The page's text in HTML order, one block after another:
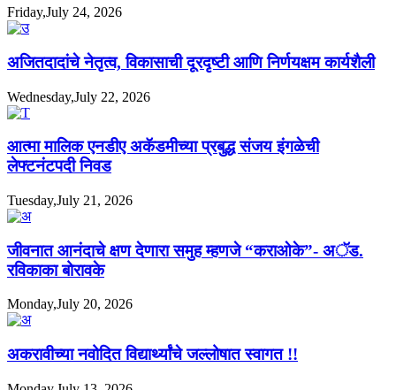
Friday,July 24, 2026
अजितदादांचे नेतृत्व, विकासाची दूरदृष्टी आणि निर्णयक्षम कार्यशैली
Wednesday,July 22, 2026
आत्मा मालिक एनडीए अकॅडमीच्या प्रबुद्ध संजय इंगळेची
लेफ्टनंटपदी निवड
Tuesday,July 21, 2026
जीवनात आनंदाचे क्षण देणारा समुह म्हणजे “कराओके”- अॅड.
रविकाका बोरावके
Monday,July 20, 2026
अकरावीच्या नवोदित विद्यार्थ्यांचे जल्लोषात स्वागत !!